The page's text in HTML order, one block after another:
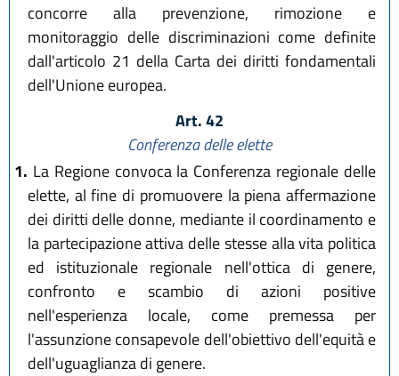
concorre alla prevenzione, rimozione e
monitoraggio delle discriminazioni come definite
dall'articolo 21 della Carta dei diritti fondamentali
dell'Unione europea.
Art. 42
Conferenza delle elette
1. La Regione convoca la Conferenza regionale delle
elette, al fine di promuovere la piena affermazione
dei diritti delle donne, mediante il coordinamento e
la partecipazione attiva delle stesse alla vita politica
ed istituzionale regionale nell'ottica di genere,
confronto e scambio di azioni positive
nell'esperienza locale, come premessa per
l'assunzione consapevole dell'obiettivo dell'equità e
dell'uguaglianza di genere.